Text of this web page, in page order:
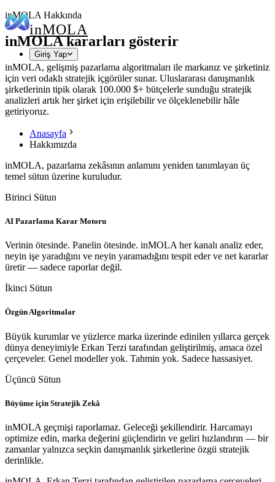
inMOLA
Giriş Yap
inMOLA Hakkında
inMOLA kararları gösterir
inMOLA, gelişmiş pazarlama algoritmaları ile markanız ve şirketiniz
için veri odaklı stratejik içgörüler sunar. Uluslararası danışmanlık
şirketlerinin tipik olarak 100.000 $+ bütçelerle sunduğu stratejik
analizleri artık her şirket için erişilebilir ve ölçeklenebilir hâle
getiriyoruz.
Anasayfa
Hakkımızda
inMOLA, pazarlama zekâsının anlamını yeniden tanımlayan üç
temel sütun üzerine kuruludur.
Birinci Sütun
AI Pazarlama Karar Motoru
Verinin ötesinde. Panelin ötesinde. inMOLA her kanalı analiz eder,
neyin işe yaradığını ve neyin yaramadığını tespit eder ve net kararlar
üretir — sadece raporlar değil.
İkinci Sütun
Özgün Algoritmalar
Büyük kurumlar ve yüzlerce marka üzerinde edinilen yıllarca gerçek
dünya deneyimiyle Erkan Terzi tarafından geliştirilmiş, amaca özel
çerçeveler. Genel modeller yok. Tahmin yok. Sadece hassasiyet.
Üçüncü Sütun
Büyüme için Stratejik Zekâ
inMOLA geçmişi raporlamaz. Geleceği şekillendirir. Harcamayı
optimize edin, marka değerini güçlendirin ve geliri hızlandırın — bir
zamanlar yalnızca seçkin danışmanlık şirketlerine özgü stratejik
derinlikle.